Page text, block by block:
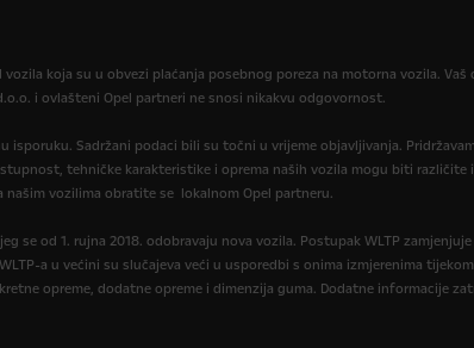
koja su u obvezi plaćanja posebnog poreza na motorna vozila.
i ovlašteni Opel partneri ne snosi nikakvu odgovornost.
Sadržani podaci bili su točni u vrijeme objavljivanja.
tehničke karakteristike i oprema naših vozila mogu biti
vozilima obratite se lokalnom Opel partneru.
se od 1. rujna 2018. odobravaju nova vozila. Postupak WLTP
a u većini su slučajeva veći u usporedbi s onima izmjerenima
opreme, dodatne opreme i dimenzija guma. Dodatne informacije